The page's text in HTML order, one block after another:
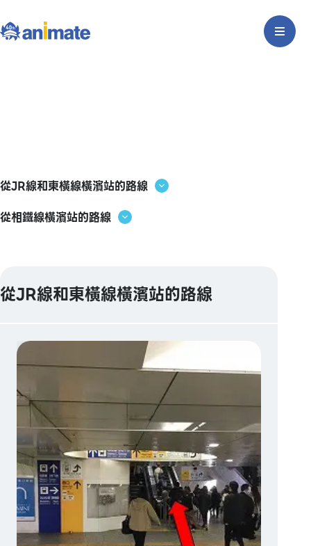
從JR線和東橫線橫濱站的路線
從相鐵線橫濱站的路線
從JR線和東橫線橫濱站的路線